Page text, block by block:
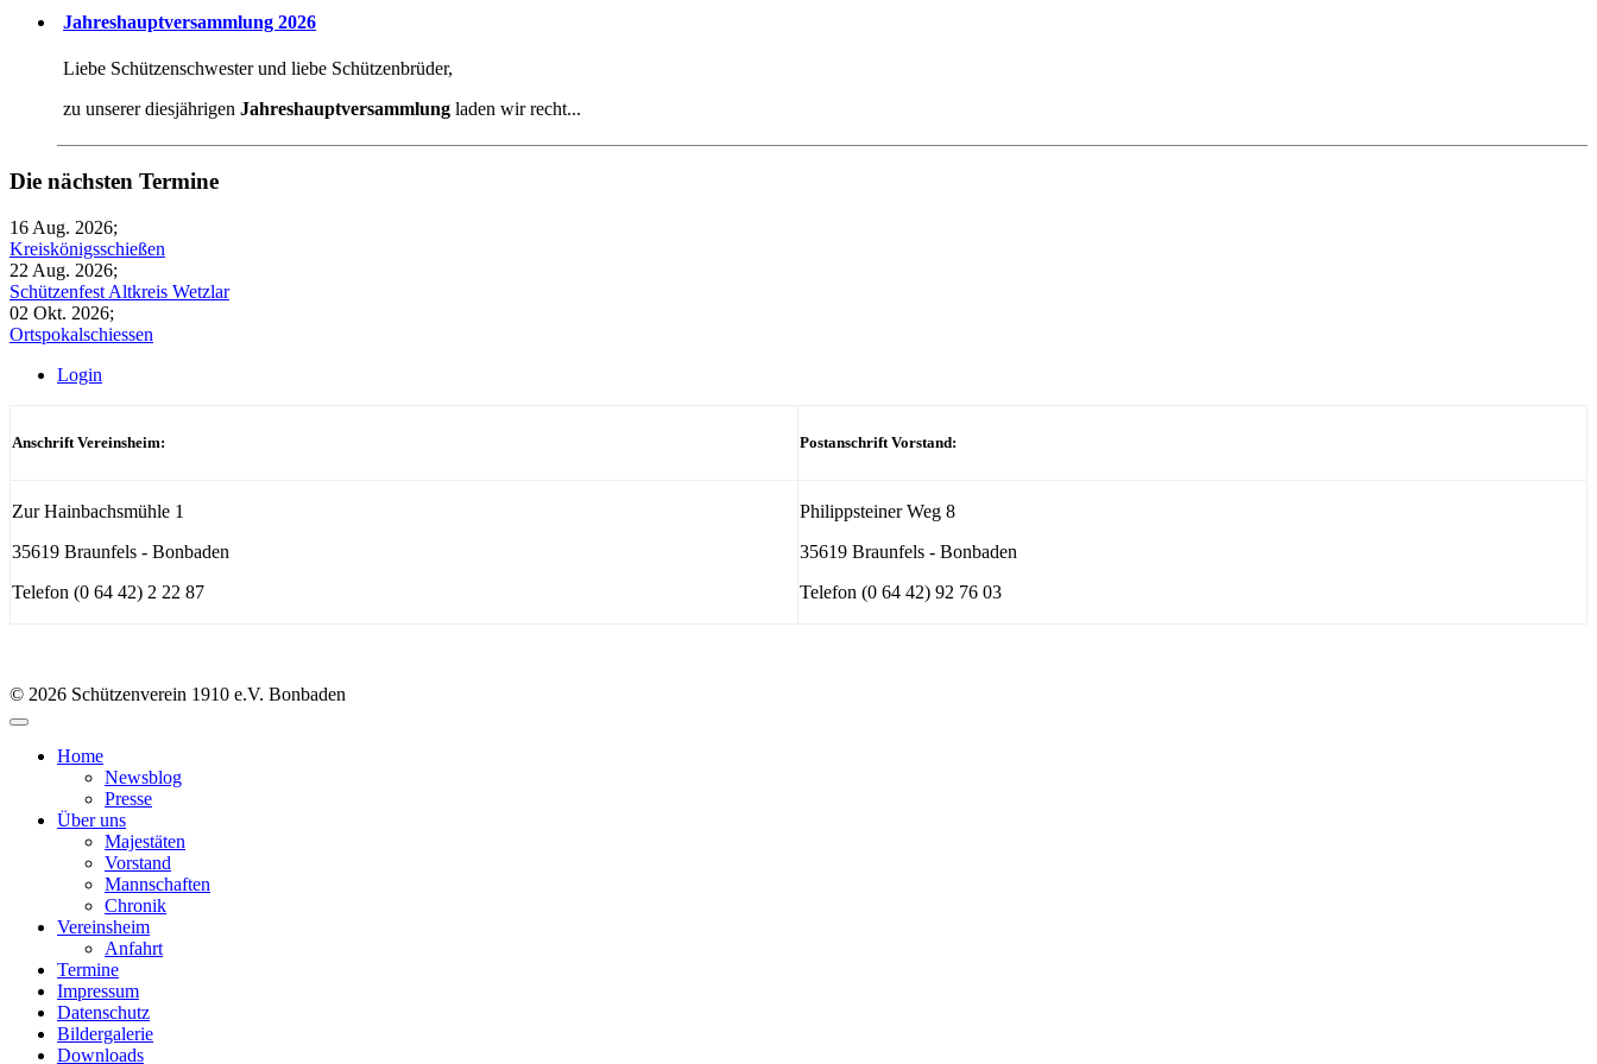
Jahreshauptversammlung 2026
Liebe Schützenschwester und liebe Schützenbrüder,
zu unserer diesjährigen Jahreshauptversammlung laden wir recht...
Die nächsten Termine
16 Aug. 2026;
Kreiskönigsschießen
22 Aug. 2026;
Schützenfest Altkreis Wetzlar
02 Okt. 2026;
Ortspokalschiessen
Login
Anschrift Vereinsheim: Postanschrift Vorstand:
Zur Hainbachsmühle 1
35619 Braunfels - Bonbaden
Telefon (0 64 42) 2 22 87
Philippsteiner Weg 8
35619 Braunfels - Bonbaden
Telefon (0 64 42) 92 76 03
© 2026 Schützenverein 1910 e.V. Bonbaden
Home
Newsblog
Presse
Über uns
Majestäten
Vorstand
Mannschaften
Chronik
Vereinsheim
Anfahrt
Termine
Impressum
Datenschutz
Bildergalerie
Downloads